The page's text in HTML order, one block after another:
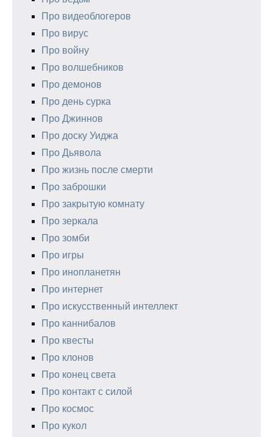
Про видеоблогеров
Про вирус
Про войну
Про волшебников
Про демонов
Про день сурка
Про Джиннов
Про доску Уиджа
Про Дьявола
Про жизнь после смерти
Про заброшки
Про закрытую комнату
Про зеркала
Про зомби
Про игры
Про инопланетян
Про интернет
Про искусственный интеллект
Про каннибалов
Про квесты
Про клонов
Про конец света
Про контакт с силой
Про космос
Про кукол